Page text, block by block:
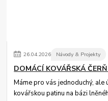
26.04.2026 Návody & Projekty
DOMÁCÍ KOVÁŘSKÁ
Máme pro vás jednoduchý, ale
kovářskou patinu na bázi